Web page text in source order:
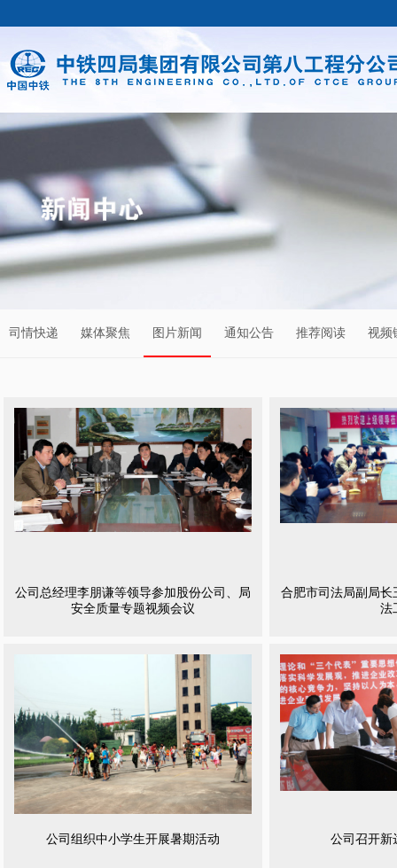
司情快递 媒体聚焦 图片新闻 通知公告 推荐阅读 视频
公司总经理李朋谦等领导参加股份公司、局
安全质量专题视频会议
合肥市司法局副局
法
公司组织中小学生开展暑期活动 公司召开新